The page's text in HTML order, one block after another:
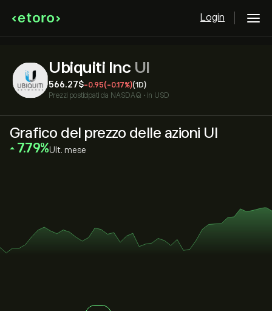
Login
Ubiquiti Inc UI
566.27‎$‎-0.95(-0.17%)(1D)
Prezzi posticipati da NASDAQ • in USD
Grafico del prezzo delle azioni UI
‎7.79‎ Ult. mese